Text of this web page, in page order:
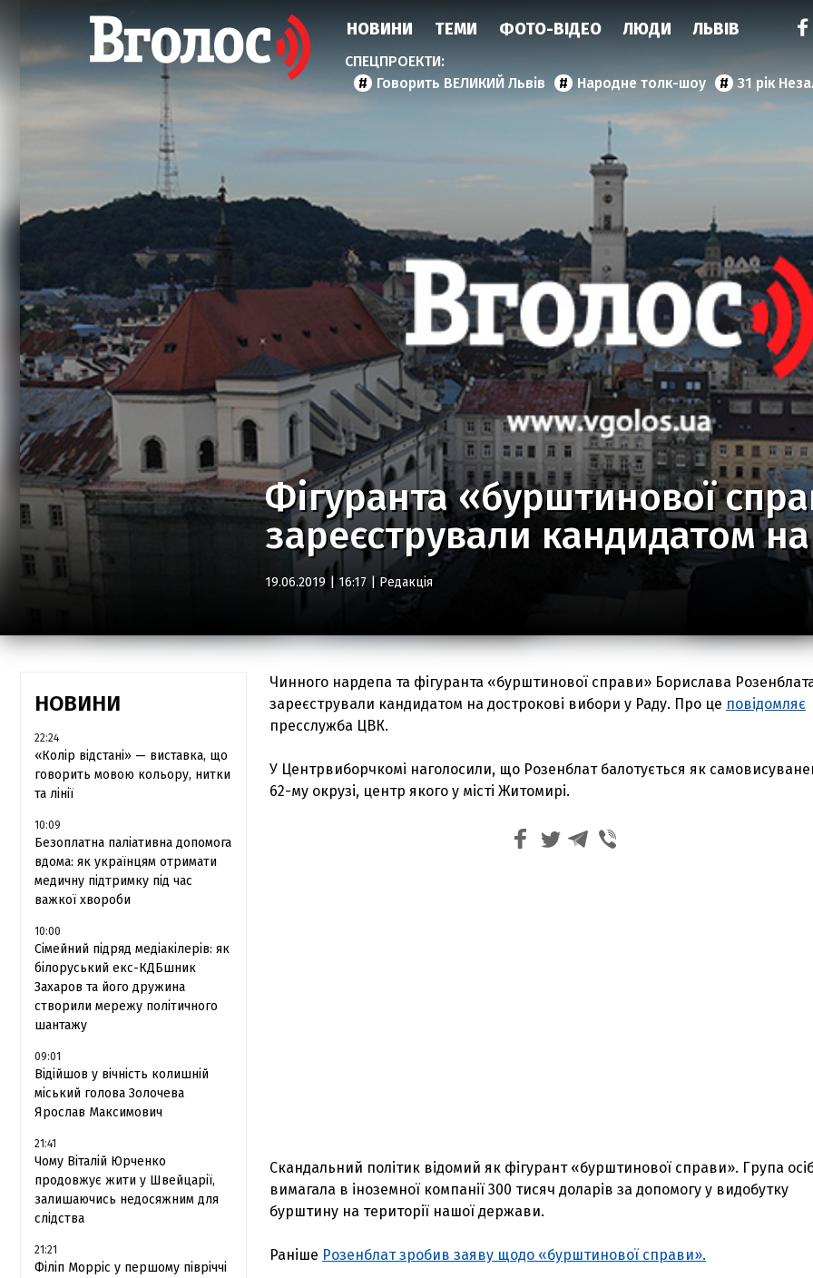
НОВИНИ ТЕМИ ФОТО-ВІДЕО ЛЮДИ ЛЬВІВ
Говорить ВЕЛИКИЙ Львів Народне толк-шоу 31 рік
Фігуранта «бурштинової
зареєстрували кандидатом
19.06.2019 | 16:17 | Редакція
НОВИНИ
22:24
«Колір відстані» — виставка, що
говорить мовою кольору, нитки
та лінії
10:09
Безоплатна паліативна допомога
вдома: як українцям отримати
медичну підтримку під час
важкої хвороби
10:00
Сімейний підряд медіакілерів: як
білоруський екс-КДБшник
Захаров та його дружина
створили мережу політичного
шантажу
09:01
Відійшов у вічність колишній
міський голова Золочева
Ярослав Максимович
21:41
Чому Віталій Юрченко
продовжує жити у Швейцарії,
залишаючись недосяжним для
слідства
21:21
Філіп Морріс у першому півріччі
Чинного нардепа та фігуранта «бурштинової справи» Борислава
зареєстрували кандидатом на дострокові вибори у Раду. Про це повідомляє
пресслужба ЦВК.
У Центрвиборчкомі наголосили, що Розенблат балотується як
62-му окрузі, центр якого у місті Житомирі.
Скандальний політик відомий як фігурант «бурштинової справи». Група
вимагала в іноземної компанії 300 тисяч доларів за допомогу у видобутку
бурштину на території нашої держави.
Раніше Розенблат зробив заяву щодо «бурштинової справи».